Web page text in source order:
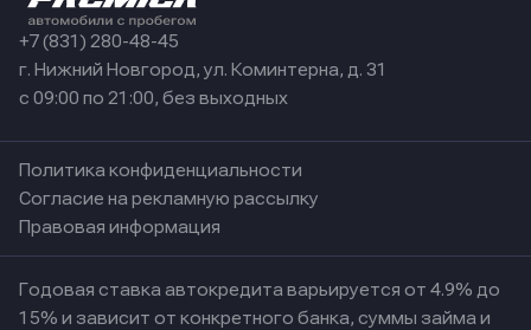
+7 (831) 280-48-45
г. Нижний Новгород, ул. Коминтерна, д. 31
с 09:00 по 21:00, без выходных
Политика конфиденциальности
Согласие на рекламную рассылку
Правовая информация
Годовая ставка автокредита варьируется от 4.9% до
15% и зависит от конкретного банка, суммы займа и